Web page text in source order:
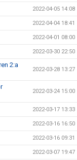
2022-04-05 14:08
2022-04-04 18:41
2022-04-01 08:00
2022-03-30 22:50
2:a
2022-03-28 13:27
2022-03-24 15:00
2022-03-17 13:33
2022-03-16 16:50
2022-03-16 09:31
2022-03-07 19:47